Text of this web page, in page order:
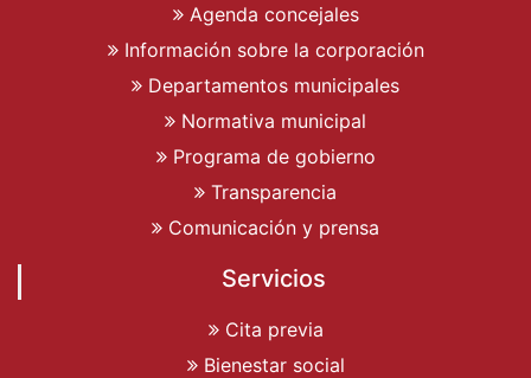
Agenda concejales
Información sobre la corporación
Departamentos municipales
Normativa municipal
Programa de gobierno
Transparencia
Comunicación y prensa
Servicios
Cita previa
Bienestar social